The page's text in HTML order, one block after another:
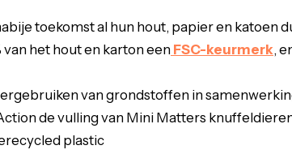
toekomst al hun hout, papier en katoen
het hout en karton een FSC-keurmerk,
van grondstoffen in
de vulling van Mini Matters
plastic